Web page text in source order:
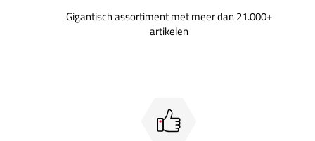
Gigantisch assortiment met meer dan 21.000+
artikelen